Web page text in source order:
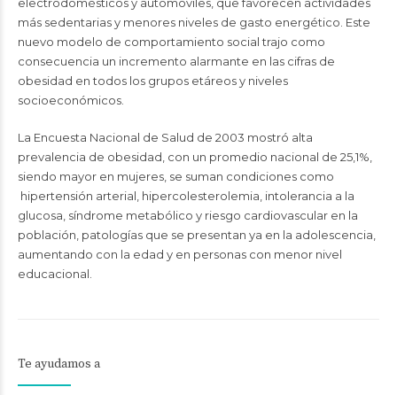
más sedentarias y menores niveles de gasto energético. Este
nuevo modelo de comportamiento social trajo como
consecuencia un incremento alarmante en las cifras de
obesidad en todos los grupos etáreos y niveles
socioeconómicos.
La Encuesta Nacional de Salud de 2003 mostró alta
prevalencia de obesidad, con un promedio nacional de 25,1%,
siendo mayor en mujeres, se suman condiciones como
hipertensión arterial, hipercolesterolemia, intolerancia a la
glucosa, síndrome metabólico y riesgo cardiovascular en la
población, patologías que se presentan ya en la adolescencia,
aumentando con la edad y en personas con menor nivel
educacional.
Te ayudamos a